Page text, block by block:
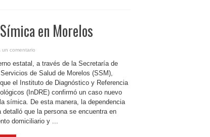
en Morelos
un comentario
estatal, a través de la Secretaría de
de Salud de Morelos (SSM),
el Instituto de Diagnóstico y Referencia
(InDRE) confirmó un caso nuevo
símica. De esta manera, la dependencia
detalló que la persona se encuentra en
domiciliario y ...